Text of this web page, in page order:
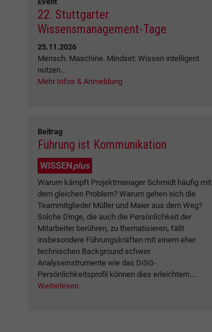
22. Stuttgarter
Wissensmanagement-Tage
25.11.2026
Mensch. Maschine. Mindset: Wissen intelligent
nutzen...
Mehr Infos & Anmeldung
Beitrag
Führung ist Kommunikation
WISSENplus
Warum kämpft Projektmanager Schmidt häufig mit
dem gleichen Problem? Warum gehen sich die
Teammitglieder Müller und Maier aus dem Weg?
Solche Dinge, die auch die Persönlichkeit der
Mitarbeiter berühren, zu thematisieren, fällt
insbesondere Führungskräften mit einem eher
technischen Background schwer.
Analyseinstrumente wie das DiSG-
Persönlichkeitsprofil können dies erleichtern....
Weiterlesen